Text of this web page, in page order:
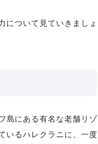
について見ていきましょ
島にある有名な老舗リゾ
いるハレクラニに、一度